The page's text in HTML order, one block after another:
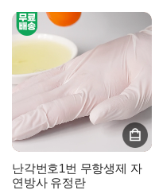
난각번호1번 무항생제 자
연방사 유정란